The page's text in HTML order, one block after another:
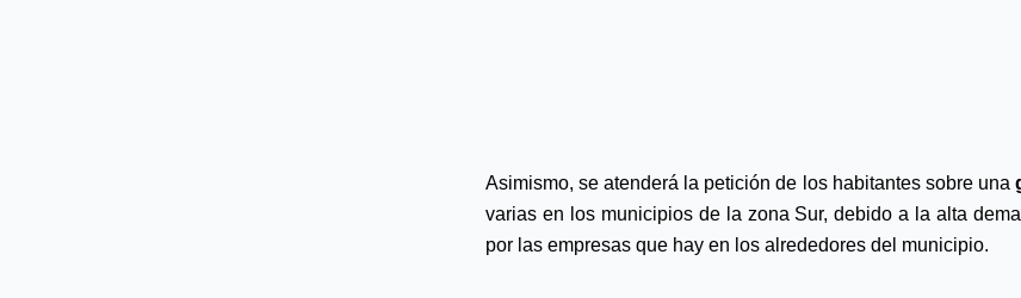
Asimismo, se atenderá la petición de los habitantes sobre una
varias en los municipios de la zona Sur, debido a la alta
por las empresas que hay en los alrededores del municipio.